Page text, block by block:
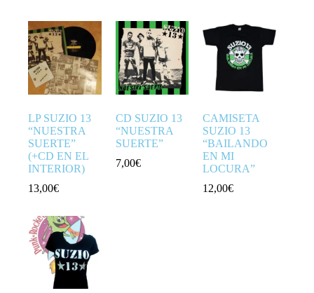
LP SUZIO 13
“NUESTRA
SUERTE”
(+CD EN EL
INTERIOR)
13,00€
CD SUZIO 13
“NUESTRA
SUERTE”
7,00€
CAMISETA
SUZIO 13
“BAILANDO
EN MI
LOCURA”
12,00€